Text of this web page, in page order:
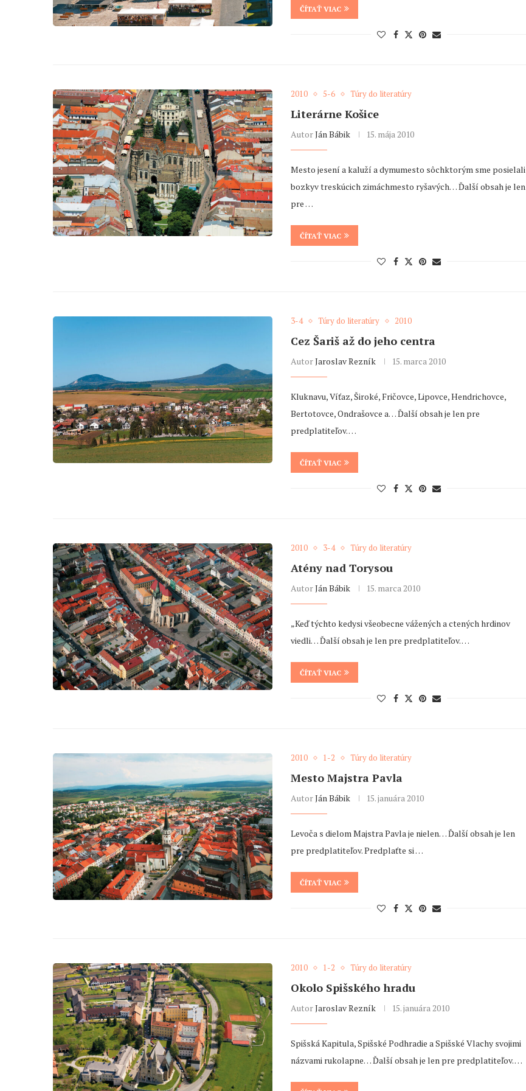
ČÍTAŤ VIAC
2010 5-6 Túry do literatúry
Literárne Košice
AutorJán Bábik 15. mája 2010
Mesto jesení a kaluží a dymumesto sôchktorým sme posielali
bozkyv treskúcich zimáchmesto ryšavých… Ďalší obsah je len
pre …
ČÍTAŤ VIAC
3-4 Túry do literatúry 2010
Cez Šariš až do jeho centra
AutorJaroslav Rezník 15. marca 2010
Kluknavu, Víťaz, Široké, Fričovce, Lipovce, Hendrichovce,
Bertotovce, Ondrašovce a… Ďalší obsah je len pre
predplatiteľov. …
ČÍTAŤ VIAC
2010 3-4 Túry do literatúry
Atény nad Torysou
AutorJán Bábik 15. marca 2010
„Keď týchto kedysi všeobecne vážených a ctených hrdinov
viedli… Ďalší obsah je len pre predplatiteľov. …
ČÍTAŤ VIAC
2010 1-2 Túry do literatúry
Mesto Majstra Pavla
AutorJán Bábik 15. januára 2010
Levoča s dielom Majstra Pavla je nielen… Ďalší obsah je len
pre predplatiteľov. Predplaťte si …
ČÍTAŤ VIAC
2010 1-2 Túry do literatúry
Okolo Spišského hradu
AutorJaroslav Rezník 15. januára 2010
Spišská Kapitula, Spišské Podhradie a Spišské Vlachy svojimi
názvami rukolapne… Ďalší obsah je len pre predplatiteľov. …